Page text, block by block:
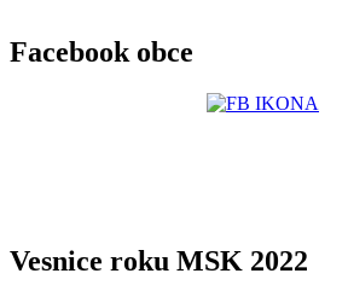
Facebook obce
Vesnice roku MSK 2022